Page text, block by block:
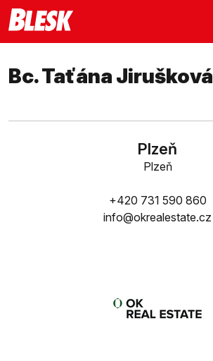
Bc. Taťána Jirušková
Plzeň
Plzeň
+420 731 590 860
info@okrealestate.cz